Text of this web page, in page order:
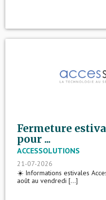
Fermeture
pour ...
ACCESSOLUTIONS
21-07-2026
☀️ Informations estivales
août au vendredi [...]